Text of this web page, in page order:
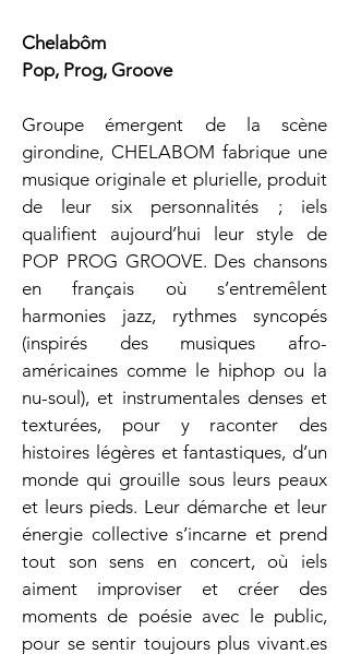
Chelabôm
Pop, Prog, Groove
Groupe émergent de la scène
girondine, CHELABOM fabrique une
musique originale et plurielle, produit
de leur six personnalités ; iels
qualifient aujourd’hui leur style de
POP PROG GROOVE. Des chansons
en français où s’entremêlent
harmonies jazz, rythmes syncopés
(inspirés des musiques afro-
américaines comme le hiphop ou la
nu-soul), et instrumentales denses et
texturées, pour y raconter des
histoires légères et fantastiques, d’un
monde qui grouille sous leurs peaux
et leurs pieds. Leur démarche et leur
énergie collective s’incarne et prend
tout son sens en concert, où iels
aiment improviser et créer des
moments de poésie avec le public,
pour se sentir toujours plus vivant.es